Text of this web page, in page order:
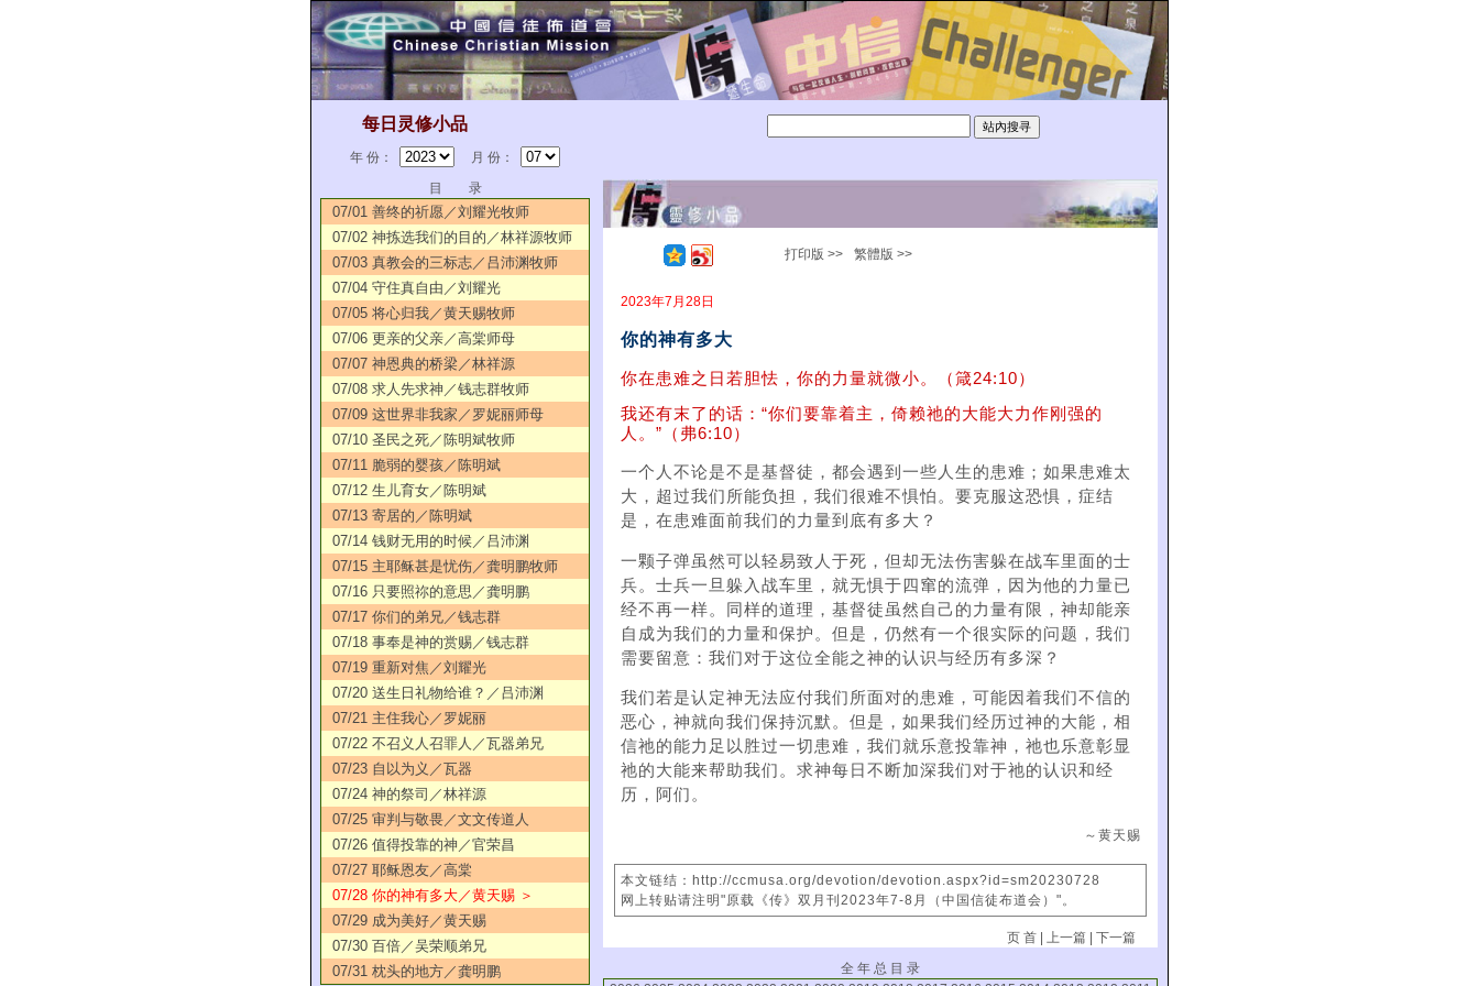
每日灵修小品
年 份：
月 份：
目 录
07/01 善终的祈愿／刘耀光牧师
07/02 神拣选我们的目的／林祥源牧师
07/03 真教会的三标志／吕沛渊牧师
07/04 守住真自由／刘耀光
07/05 将心归我／黄天赐牧师
07/06 更亲的父亲／高棠师母
07/07 神恩典的桥梁／林祥源
07/08 求人先求神／钱志群牧师
07/09 这世界非我家／罗妮丽师母
07/10 圣民之死／陈明斌牧师
07/11 脆弱的婴孩／陈明斌
07/12 生儿育女／陈明斌
07/13 寄居的／陈明斌
07/14 钱财无用的时候／吕沛渊
07/15 主耶稣甚是忧伤／龚明鹏牧师
07/16 只要照祢的意思／龚明鹏
07/17 你们的弟兄／钱志群
07/18 事奉是神的赏赐／钱志群
07/19 重新对焦／刘耀光
07/20 送生日礼物给谁？／吕沛渊
07/21 主住我心／罗妮丽
07/22 不召义人召罪人／瓦器弟兄
07/23 自以为义／瓦器
07/24 神的祭司／林祥源
07/25 审判与敬畏／文文传道人
07/26 值得投靠的神／官荣昌
07/27 耶稣恩友／高棠
07/28 你的神有多大／黄天赐 ＞
07/29 成为美好／黄天赐
07/30 百倍／吴荣顺弟兄
07/31 枕头的地方／龚明鹏
打印版 >> 繁體版 >>
2023年7月28日
你的神有多大
你在患难之日若胆怯，你的力量就微小。（箴24:10）
我还有末了的话：“你们要靠着主，倚赖祂的大能大力作刚强的
人。”（弗6:10）
一个人不论是不是基督徒，都会遇到一些人生的患难；如果患难太
大，超过我们所能负担，我们很难不惧怕。要克服这恐惧，症结
是，在患难面前我们的力量到底有多大？
一颗子弹虽然可以轻易致人于死，但却无法伤害躲在战车里面的士
兵。士兵一旦躲入战车里，就无惧于四窜的流弹，因为他的力量已
经不再一样。同样的道理，基督徒虽然自己的力量有限，神却能亲
自成为我们的力量和保护。但是，仍然有一个很实际的问题，我们
需要留意：我们对于这位全能之神的认识与经历有多深？
我们若是认定神无法应付我们所面对的患难，可能因着我们不信的
恶心，神就向我们保持沉默。但是，如果我们经历过神的大能，相
信祂的能力足以胜过一切患难，我们就乐意投靠神，祂也乐意彰显
祂的大能来帮助我们。求神每日不断加深我们对于祂的认识和经
历，阿们。
～黄天赐
本文链结：http://ccmusa.org/devotion/devotion.aspx?id=sm20230728
网上转贴请注明"原载《传》双月刊2023年7-8月（中国信徒布道会）"。
页 首 |上一篇 |下一篇
全 年 总 目 录